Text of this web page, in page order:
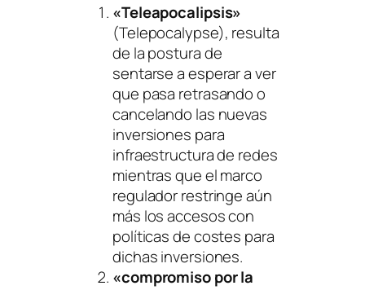
«Teleapocalipsis»
(Telepocalypse), resulta
de la postura de
sentarse a esperar a ver
que pasa retrasando o
cancelando las nuevas
inversiones para
infraestructura de redes
mientras que el marco
regulador restringe aún
más los accesos con
políticas de costes para
dichas inversiones.
«compromiso por la